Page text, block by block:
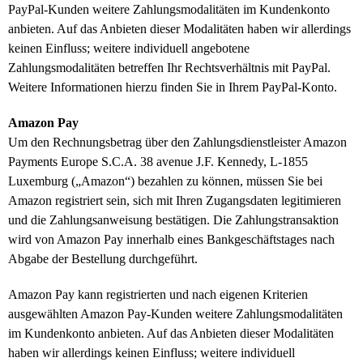
PayPal-Kunden weitere Zahlungsmodalitäten im Kundenkonto
anbieten. Auf das Anbieten dieser Modalitäten haben wir allerdings
keinen Einfluss; weitere individuell angebotene
Zahlungsmodalitäten betreffen Ihr Rechtsverhältnis mit PayPal.
Weitere Informationen hierzu finden Sie in Ihrem PayPal-Konto.
Amazon Pay
Um den Rechnungsbetrag über den Zahlungsdienstleister Amazon
Payments Europe S.C.A. 38 avenue J.F. Kennedy, L-1855
Luxemburg („Amazon“) bezahlen zu können, müssen Sie bei
Amazon registriert sein, sich mit Ihren Zugangsdaten legitimieren
und die Zahlungsanweisung bestätigen. Die Zahlungstransaktion
wird von Amazon Pay innerhalb eines Bankgeschäftstages nach
Abgabe der Bestellung durchgeführt.
Amazon Pay kann registrierten und nach eigenen Kriterien
ausgewählten Amazon Pay-Kunden weitere Zahlungsmodalitäten
im Kundenkonto anbieten. Auf das Anbieten dieser Modalitäten
haben wir allerdings keinen Einfluss; weitere individuell